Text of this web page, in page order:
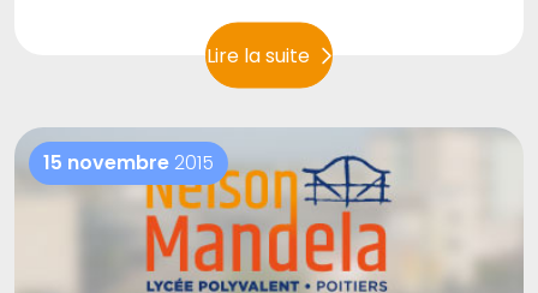
Lire la suite
15 novembre 2015